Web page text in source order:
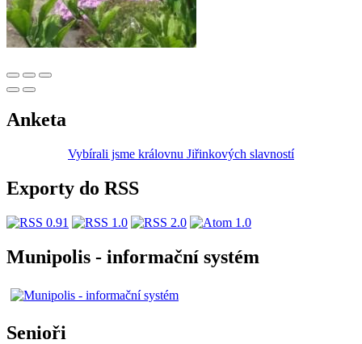
Anketa
Vybírali jsme královnu Jiřinkových slavností
Exporty do RSS
Munipolis - informační systém
Senioři